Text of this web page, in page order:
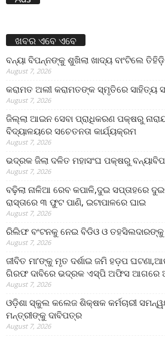
ଖବର ଏବେ ଏବେ
ବନ୍ୟା ବିପନ୍ନଙ୍କୁ ଶୁଖିଲା ଖାଦ୍ୟ ବାଂଟିଲେ
August 7, 2026
କରାମତ ଅଲୀ କରାମତଙ୍କ ସ୍ମୃତିରେ ସାହିତ୍ୟ
August 7, 2026
ଜିଲ୍ଲା ଆଇନ ସେବା ପ୍ରାଧିକରଣ ପକ୍ଷରୁ
ବିଦ୍ୟାଳୟରେ ସଚେତନତା କାର୍ଯ୍ୟକ୍ରମ
August 7, 2026
ଭଦ୍ରକ ଜିଲା ଦଳିତ ମହାସଂଘ ପକ୍ଷରୁ
August 7, 2026
ବଢ଼ିଲା ନାଳିଆ ରେବ କପାଳି,ଦୁଇ ସପ୍ତାହରେ
ରାସ୍ତାରେ ୩ ଫୁଟ ପାଣି, ଇଟାପାଳରେ ଘାଇ
August 7, 2026
ରିଲିଫ ବଂଟନକୁ ନେଇ ବିଡିଓ ଓ ତହସିଲଦାରଙ୍କୁ
August 7, 2026
ଜୀବିତ ମା’ଙ୍କୁ ମୃତ ଦର୍ଶାଇ ଜମି ହଡ଼ପ
ଗିରଫ ଦାବିରେ ଭଦ୍ରକ ଏସ୍‌ପି ଅଫିସ ଆଗରେ
August 7, 2026
ଓଡ଼ିଶା ସ୍କୁଲ କଲେଜ ଶିକ୍ଷକ କର୍ମଚାରୀ
ମନ୍ତ୍ରୀଙ୍କୁ ଦାବିପତ୍ର
August 7, 2026